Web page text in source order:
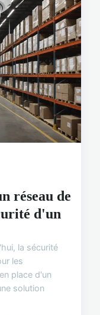
réseau de
d'un
la sécurité
les
place d'un
solution